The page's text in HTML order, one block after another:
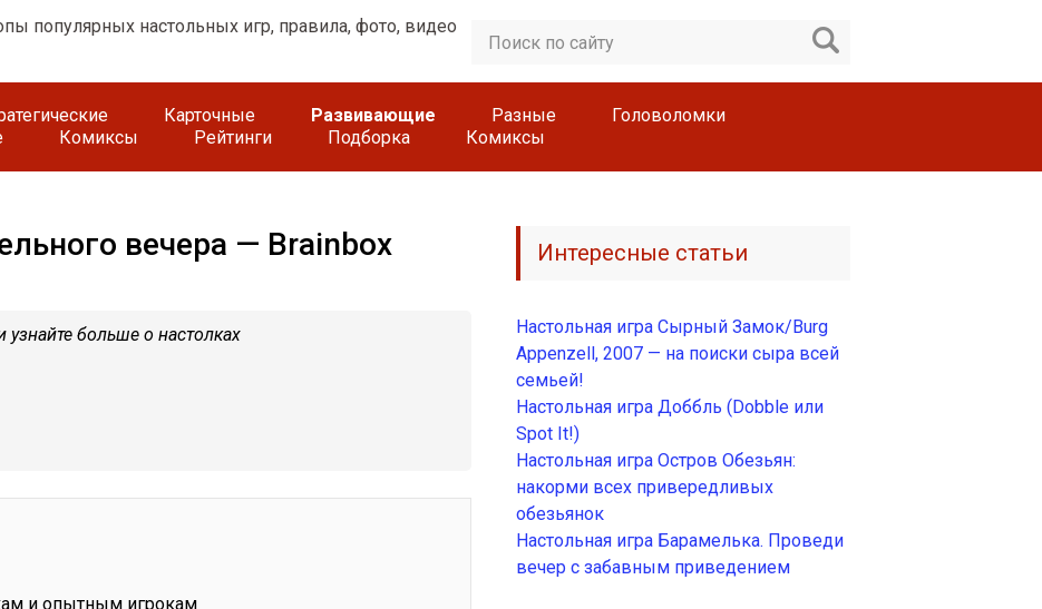
Карточные Развивающие Разные
Головоломки
Комиксы Рейтинги Подборка Комиксы
вечера — Brainbox
больше о настолках
и опытным игрокам
Интересные статьи
Настольная игра Сырный Замок/Burg
Appenzell, 2007 — на поиски сыра всей
семьей!
Настольная игра Доббль (Dobble или
Spot It!)
Настольная игра Остров Обезьян:
накорми всех привередливых
обезьянок
Настольная игра Барамелька. Проведи
вечер с забавным приведением